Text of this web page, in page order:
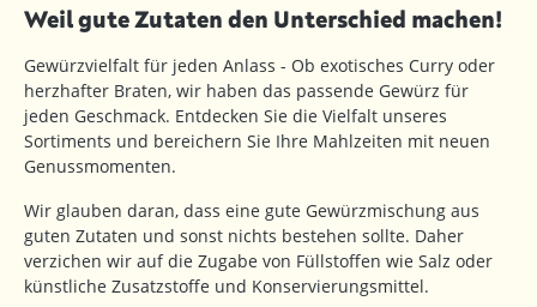
Weil gute Zutaten den Unterschied machen!
Gewürzvielfalt für jeden Anlass - Ob exotisches Curry oder
herzhafter Braten, wir haben das passende Gewürz für
jeden Geschmack. Entdecken Sie die Vielfalt unseres
Sortiments und bereichern Sie Ihre Mahlzeiten mit neuen
Genussmomenten.
Wir glauben daran, dass eine gute Gewürzmischung aus
guten Zutaten und sonst nichts bestehen sollte. Daher
verzichen wir auf die Zugabe von Füllstoffen wie Salz oder
künstliche Zusatzstoffe und Konservierungsmittel.